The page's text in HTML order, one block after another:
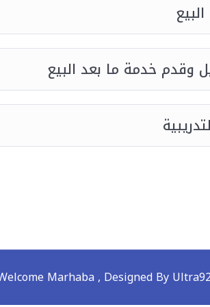
التحديات
وقدم خدمة ما بعد البيع
Marhaba , Designed By